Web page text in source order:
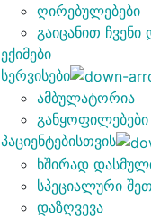
ღირებულებები
გაიცანით
ექიმები
სერვისები
ამბულატორია
განყოფილებები
პაციენტებისთვის
ხშირად
სპეციალური
დაზღვევა